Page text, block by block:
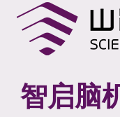
智启脑